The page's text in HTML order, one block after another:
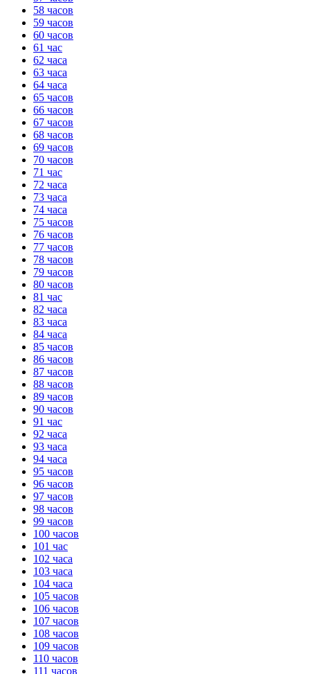
58 часов
59 часов
60 часов
61 час
62 часа
63 часа
64 часа
65 часов
66 часов
67 часов
68 часов
69 часов
70 часов
71 час
72 часа
73 часа
74 часа
75 часов
76 часов
77 часов
78 часов
79 часов
80 часов
81 час
82 часа
83 часа
84 часа
85 часов
86 часов
87 часов
88 часов
89 часов
90 часов
91 час
92 часа
93 часа
94 часа
95 часов
96 часов
97 часов
98 часов
99 часов
100 часов
101 час
102 часа
103 часа
104 часа
105 часов
106 часов
107 часов
108 часов
109 часов
110 часов
111 часов